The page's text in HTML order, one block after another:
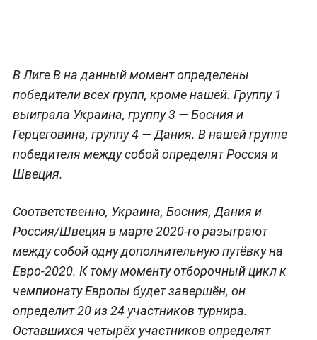
В Лиге В на данный момент определены
победители всех групп, кроме нашей. Группу 1
выиграла Украина, группу 3 — Босния и
Герцеговина, группу 4 — Дания. В нашей группе
победителя между собой определят Россия и
Швеция.
Соответственно, Украина, Босния, Дания и
Россия/Швеция в марте 2020-го разыграют
между собой одну дополнительную путёвку на
Евро-2020. К тому моменту отборочный цикл к
чемпионату Европы будет завершён, он
определит 20 из 24 участников турнира.
Оставшихся четырёх участников определят